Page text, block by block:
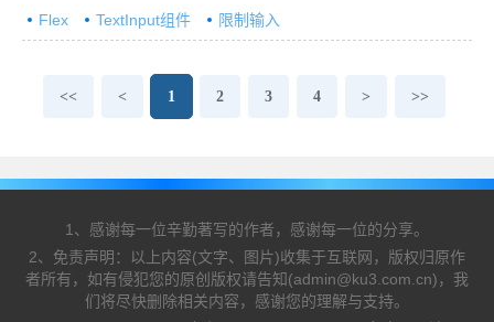
Flex
TextInput组件 限制输入
<< < 1 2 3 4 > >>
1、感谢每一位辛勤著写的作者，感谢每一位的分享。
2、免责声明：以上内容(文字、图片)收集于互联网，版权归原作
者所有，如有侵犯您的原创版权请告知(admin@ku3.com.cn)，我
们将尽快删除相关内容，感谢您的理解与支持。